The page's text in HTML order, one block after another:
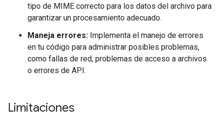
tipo de MIME correcto para los datos del archivo para
garantizar un procesamiento adecuado.
Maneja errores: Implementa el manejo de errores
en tu código para administrar posibles problemas,
como fallas de red, problemas de acceso a archivos
o errores de API.
Limitaciones